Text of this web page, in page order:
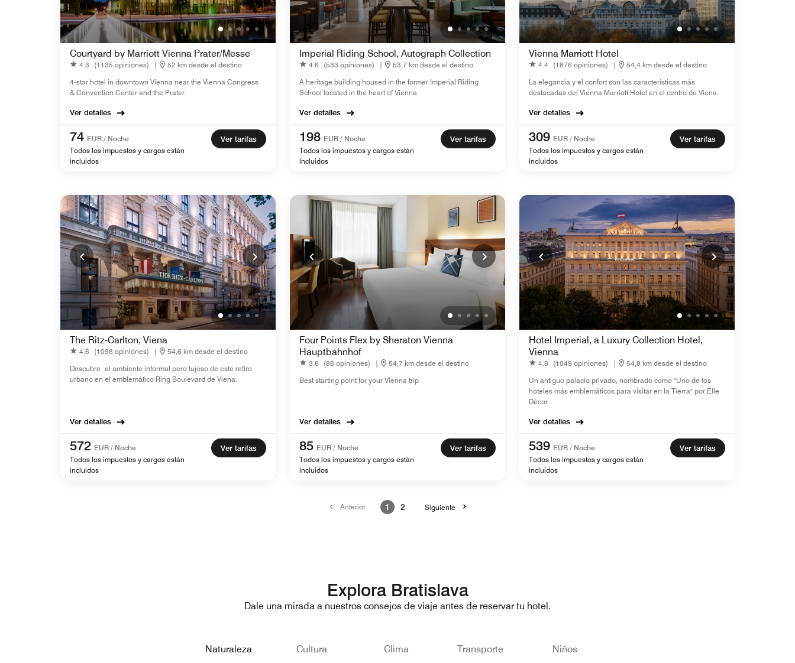
Courtyard by Marriott Vienna Prater/Messe
4.3 (1135 opiniones) |
52 km desde el destino
4-star hotel in downtown Vienna near the Vienna Congress
& Convention Center and the Prater.
Ver detalles
74 EUR / Noche
Todos los impuestos y cargos están
incluidos
Ver tarifas
Imperial Riding School, Autograph Collection
4.6 (533 opiniones) |
53,7 km desde el destino
A heritage building housed in the former Imperial Riding
School located in the heart of Vienna
Ver detalles
198 EUR / Noche
Todos los impuestos y cargos están
incluidos
Ver tarifas
Vienna Marriott Hotel
4.4 (1876 opiniones) |
54,4 km desde el destino
La elegancia y el confort son las características más
destacadas del Vienna Marriott Hotel en el centro de Viena.
Ver detalles
309 EUR / Noche
Todos los impuestos y cargos están
incluidos
Ver tarifas
The Ritz-Carlton, Viena
4.6 (1098 opiniones) |
54,6 km desde el destino
Descubre el ambiente informal pero lujoso de este retiro
urbano en el emblemático Ring Boulevard de Viena.
Ver detalles
572 EUR / Noche
Todos los impuestos y cargos están
incluidos
Ver tarifas
Four Points Flex by Sheraton Vienna
Hauptbahnhof
3.8 (88 opiniones) |
54,7 km desde el destino
Best starting point for your Vienna trip
Ver detalles
85 EUR / Noche
Todos los impuestos y cargos están
incluidos
Ver tarifas
Hotel Imperial, a Luxury Collection Hotel,
Vienna
4.8 (1049 opiniones) |
54,8 km desde el destino
Un antiguo palacio privado, nombrado como "Uno de los
hoteles más emblemáticos para visitar en la Tierra" por Elle
Décor.
Ver detalles
539 EUR / Noche
Todos los impuestos y cargos están
incluidos
Ver tarifas
Anterior 1 2 Siguiente
Explora Bratislava
Dale una mirada a nuestros consejos de viaje antes de reservar tu hotel.
Naturaleza Cultura Clima Transporte Niños